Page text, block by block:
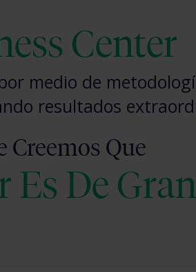
Center
medio de
resultados
Creemos Que
Es De